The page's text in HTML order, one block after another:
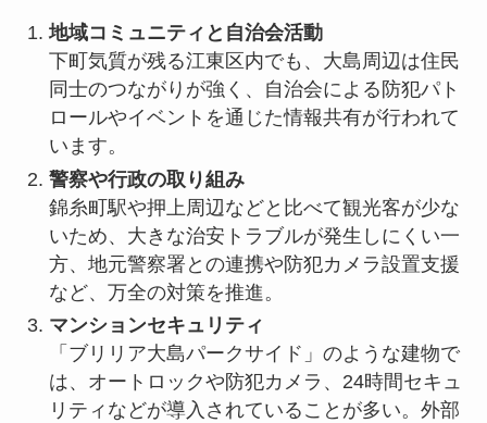
地域コミュニティと自治会活動
下町気質が残る江東区内でも、大島周辺は住民
同士のつながりが強く、自治会による防犯パト
ロールやイベントを通じた情報共有が行われて
います。
警察や行政の取り組み
錦糸町駅や押上周辺などと比べて観光客が少な
いため、大きな治安トラブルが発生しにくい一
方、地元警察署との連携や防犯カメラ設置支援
など、万全の対策を推進。
マンションセキュリティ
「ブリリア大島パークサイド」のような建物で
は、オートロックや防犯カメラ、24時間セキュ
リティなどが導入されていることが多い。外部